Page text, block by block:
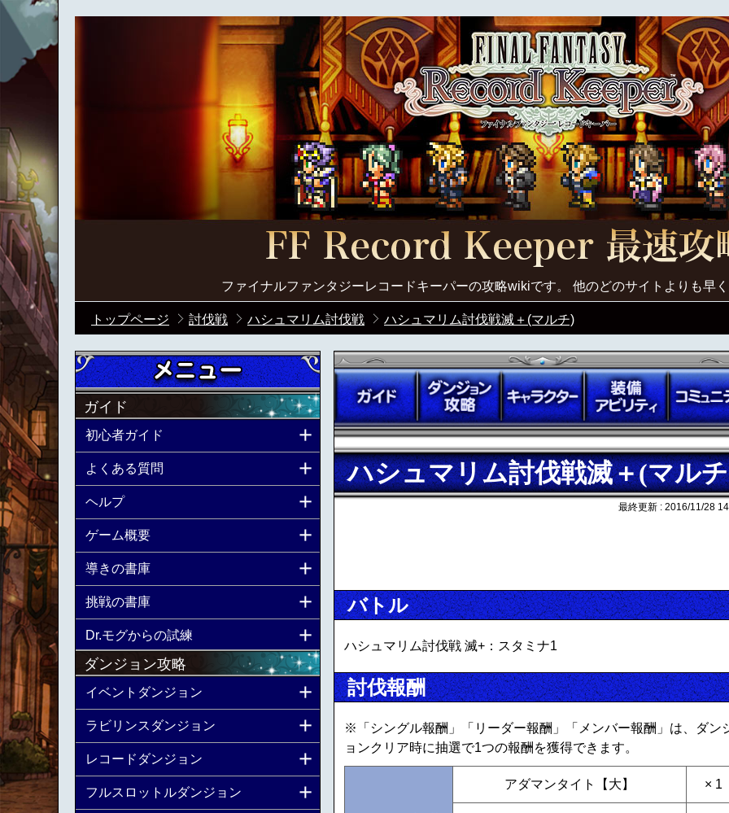
ファイナルファンタジーレコードキーパーの攻略wikiです。 他のどのサイトよりも早
トップページ 討伐戦 ハシュマリム討伐戦 ハシュマリム討伐戦滅＋(マルチ)
ハシュマリム討伐戦滅＋(マル
最終更新 : 2016/11/28
バトル
ハシュマリム討伐戦 滅+：スタミナ1
討伐報酬
※「シングル報酬」「リーダー報酬」「メンバー報酬」は、ダン
ョンクリア時に抽選で1つの報酬を獲得できます。
アダマンタイト【大】 × 1
ガイド
初心者ガイド
よくある質問
ヘルプ
ゲーム概要
導きの書庫
挑戦の書庫
Dr.モグからの試練
ダンジョン攻略
イベントダンジョン
ラビリンスダンジョン
レコードダンジョン
フルスロットルダンジョン